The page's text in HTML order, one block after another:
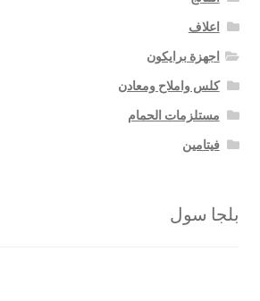
اعلاف
اجهزة برايكون
كلس واملاح ومعادن
مستلزمات الحمام
فيتامين
بلجا سول